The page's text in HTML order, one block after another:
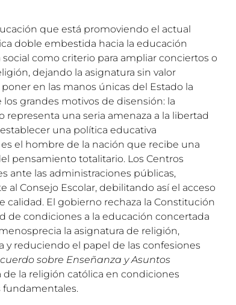
que está promoviendo el actual
doble embestida hacia la educación
como criterio para ampliar conciertos o
dejando la asignatura sin valor
en las manos únicas del Estado la
grandes motivos de disensión: la
una seria amenaza a la libertad
una política educativa
el hombre de la nación que recibe una
pensamiento totalitario. Los Centros
ante las administraciones públicas,
Consejo Escolar, debilitando así el acceso
calidad. El gobierno rechaza la Constitución
de condiciones a la educación concertada
la asignatura de religión,
reduciendo el papel de las confesiones
sobre Enseñanza y Asuntos
de la religión católica en condiciones
fundamentales.